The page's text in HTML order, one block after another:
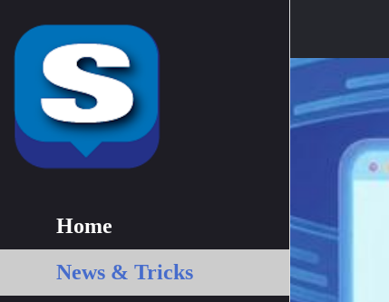
Home
News & Tricks